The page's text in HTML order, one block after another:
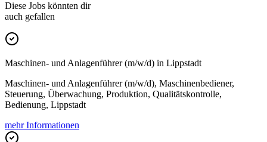
Diese Jobs könnten dir
auch gefallen
Maschinen- und Anlagenführer (m/w/d) in Lippstadt
Maschinen- und Anlagenführer (m/w/d), Maschinenbediener,
Steuerung, Überwachung, Produktion, Qualitätskontrolle,
Bedienung, Lippstadt
mehr Informationen